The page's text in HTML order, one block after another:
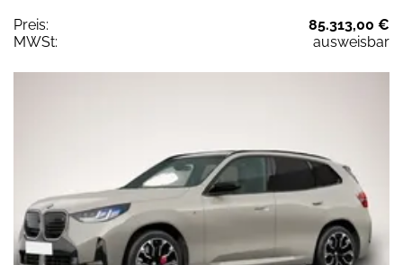
Preis:
85.313,00 €
MWSt:
ausweisbar